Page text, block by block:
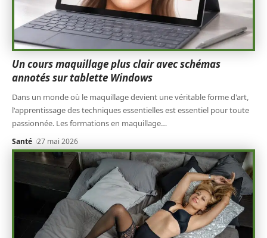
Un cours maquillage plus clair avec schémas
annotés sur tablette Windows
Dans un monde où le maquillage devient une véritable forme d'art,
l'apprentissage des techniques essentielles est essentiel pour toute
passionnée. Les formations en maquillage…
Santé 27 mai 2026